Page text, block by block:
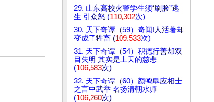
29. 山东高校火警学生须“刷脸”逃
生 引众怒 (110,302次)
30. 天下奇谭（59）奇闻!人活著却
变成了牲畜 (109,533次)
31. 天下奇谭（54）积德行善却双
目失明 其实是上天的慈悲
(106,583次)
32. 天下奇谭（60）颜鸣臯应相士
之言中武举 名扬清朝水师
(106,260次)